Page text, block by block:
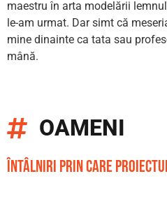
maestru în arta modelării
le-am urmat. Dar simt că
mine dinainte ca tata sau
mână.
OAMENI
întâlniri prin care